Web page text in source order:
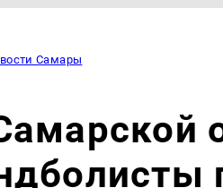
Самары